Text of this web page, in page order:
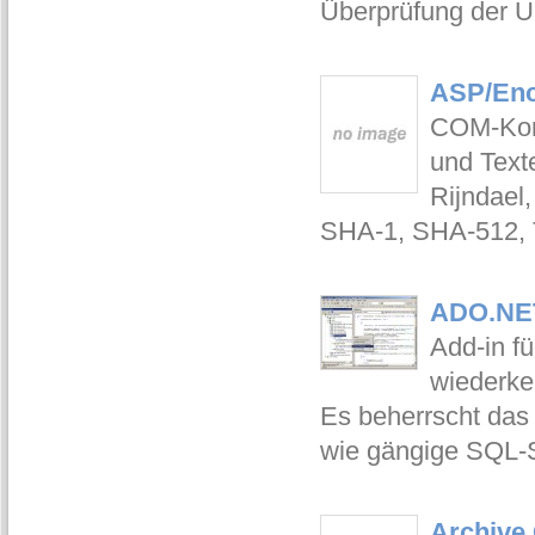
Überprüfung der
ASP/
COM-
und
SHA-1, SHA-512,
Add-in
Es beherrscht
wie gängige SQL-